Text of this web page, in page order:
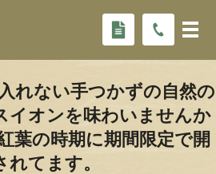
れない手つかずの自然の
イオンを味わいませんか
葉の時期に期間限定で開
れてます。